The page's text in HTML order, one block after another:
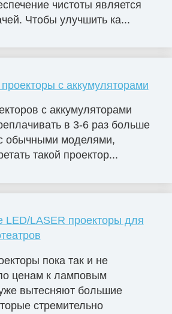
чистоты является
Чтобы улучшить ка...
с аккумуляторами
с аккумуляторами
в 3-6 раз больше
обычными моделями,
такой проектор...
LASER проекторы для
пока так и не
ценам к ламповым
вытесняют большие
стремительно